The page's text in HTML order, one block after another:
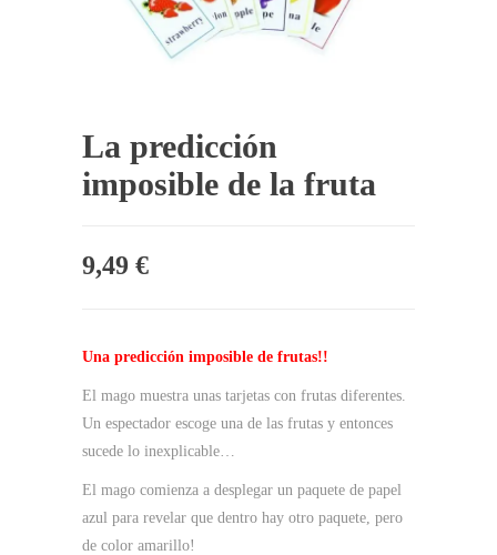
La predicción
imposible de la fruta
9,49 €
Una predicción imposible de frutas!!
El mago muestra unas tarjetas con frutas diferentes.
Un espectador escoge una de las frutas y entonces
sucede lo inexplicable…
El mago comienza a desplegar un paquete de papel
azul para revelar que dentro hay otro paquete, pero
de color amarillo!